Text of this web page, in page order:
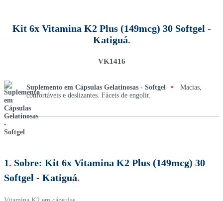
Kit 6x Vitamina K2 Plus (149mcg) 30 Softgel -
Katiguá.
VK1416
Suplemento em Cápsulas Gelatinosas - Softgel •
Macias,
confortáveis e deslizantes. Fáceis de engolir.
1. Sobre: Kit 6x Vitamina K2 Plus (149mcg) 30
Softgel - Katiguá.